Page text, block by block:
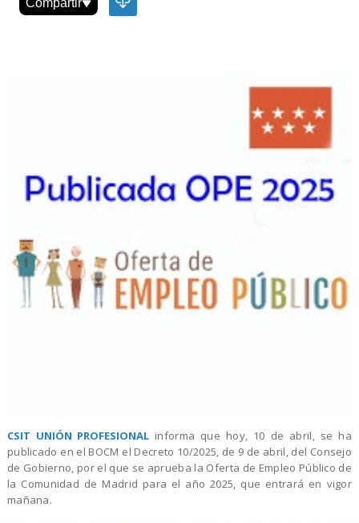
Compartir
CSIT UNIÓN PROFESIONAL informa que hoy, 10 de abril, se ha
publicado en el BOCM el Decreto 10/2025, de 9 de abril, del Consejo
de Gobierno, por el que se aprueba la Oferta de Empleo Público de
la Comunidad de Madrid para el año 2025, que entrará en vigor
mañana.